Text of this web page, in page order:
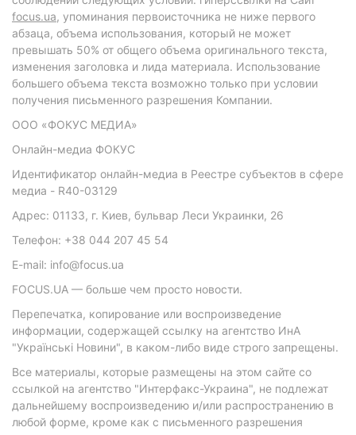
focus.ua, упоминания первоисточника не ниже первого
абзаца, объема использования, который не может
превышать 50% от общего объема оригинального текста,
изменения заголовка и лида материала. Использование
большего объема текста возможно только при условии
получения письменного разрешения Компании.
ООО «ФОКУС МЕДИА»
Онлайн-медиа ФОКУС
Идентификатор онлайн-медиа в Реестре субъектов в сфере
медиа - R40-03129
Адрес: 01133, г. Киев, бульвар Леси Украинки, 26
Телефон: +38 044 207 45 54
E-mail: info@focus.ua
FOCUS.UA — больше чем просто новости.
Перепечатка, копирование или воспроизведение
информации, содержащей ссылку на агентство ИнА
"Українські Новини", в каком-либо виде строго запрещены.
Все материалы, которые размещены на этом сайте со
ссылкой на агентство "Интерфакс-Украина", не подлежат
дальнейшему воспроизведению и/или распространению в
любой форме, кроме как с письменного разрешения